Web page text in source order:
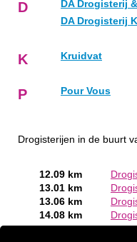
D
DA Drogisterij
DA Drogisterij
K Kruidvat
P Pour Vous
Drogisterijen in de buurt
12.09 km
13.01 km
13.06 km
14.08 km